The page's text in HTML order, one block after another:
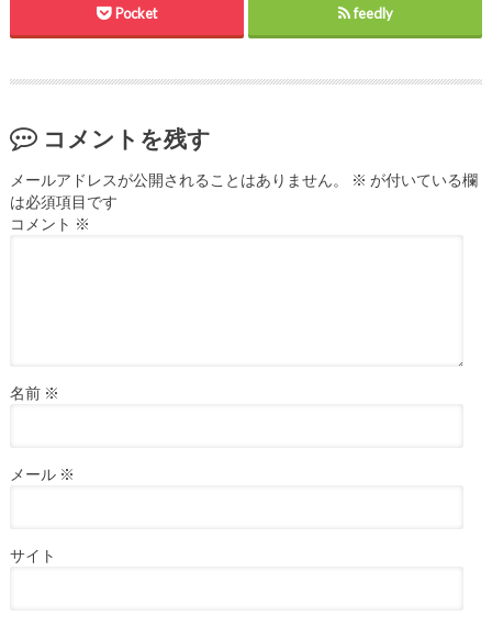
Pocket feedly
コメントを残す
メールアドレスが公開されることはありません。 ※ が付いている欄
は必須項目です
コメント ※
名前 ※
メール ※
サイト